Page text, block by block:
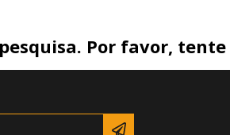
Por favor,